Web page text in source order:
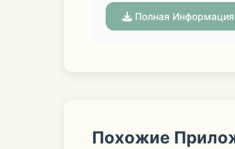
游戏特性：
《暖暖环游世界》，是第
Полная
Похожие